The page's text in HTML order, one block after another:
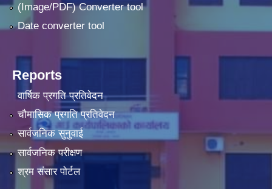
(Image/PDF) Converter tool
Date converter tool
Reports
वार्षिक प्रगति प्रतिवेदन
चौमासिक प्रगति प्रतिवेदन
सार्वजनिक सुनुवाई
सार्वजनिक परीक्षण
श्रम संसार पोर्टल